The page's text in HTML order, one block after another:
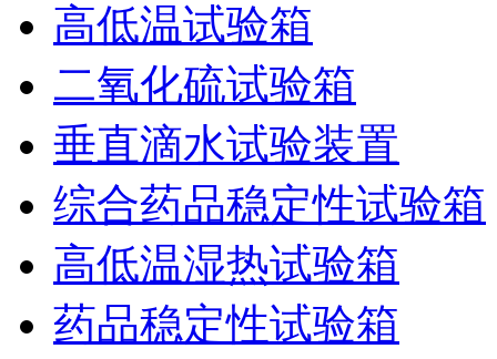
高低温试验箱
二氧化硫试验箱
垂直滴水试验装置
综合药品稳定性试验箱
高低温湿热试验箱
药品稳定性试验箱